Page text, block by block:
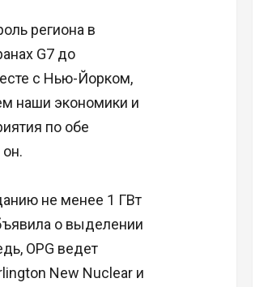
региона в
G7 до
с Нью-Йорком,
наши экономики и
по обе
не менее 1 ГВт
о выделении
OPG ведет
New Nuclear и